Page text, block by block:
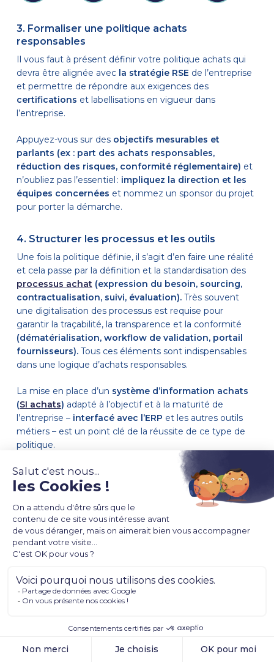
3. Formaliser une politique achats
responsables
Il vous faut à présent définir votre politique achats qui
devra être alignée avec la stratégie RSE de l’entreprise
et permettre de répondre aux exigences des
certifications et labellisations en vigueur dans
l’entreprise.
Appuyez-vous sur des objectifs mesurables et
parlants (ex : part des achats responsables,
réduction des risques, conformité réglementaire) et
n’oubliez pas l’essentiel : impliquez la direction et les
équipes concernées et nommez un sponsor du projet
pour porter la démarche.
4. Structurer les processus et les outils
Une fois la politique définie, il s’agit d’en faire une réalité
et cela passe par la définition et la standardisation des
processus achat (expression du besoin, sourcing,
contractualisation, suivi, évaluation).Très souvent
une digitalisation des processus est requise pour
garantir la traçabilité, la transparence et la conformité
(dématérialisation, workflow de validation, portail
fournisseurs).Tous ces éléments sont indispensables
dans une logique d’achats responsables.
La mise en place d’un système d’information achats
(SI achats) adapté à l’objectif et à la maturité de
l’entreprise – interfacé avec l’ERP et les autres outils
métiers – est un point clé de la réussite de ce type de
politique.
5. Intégrer les critères RSE dans le cycle achat
et les appels d’offres
Côté sourcing, vous devez faire évoluer vos critères
pour insérer des critères environnementaux
sociaux dansvos appels d’offreset dans voscontrats
fournisseurs(labels, certifications, clauses d’insertion,
Mettez en œuvre au quotidien la logique des achats
responsables. L’évaluation et la sélection des
à l’aide d’indicateurs ou de questionnaires